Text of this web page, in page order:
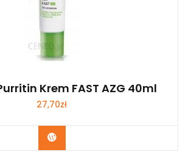
Krem FAST AZG 40ml
27,70zł
Zobacz